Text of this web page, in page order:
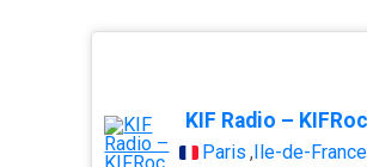
KIF Radio –
Paris , Île-de-France